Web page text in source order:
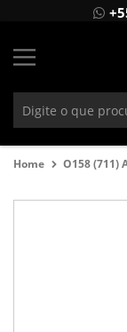
Home O158 (711)